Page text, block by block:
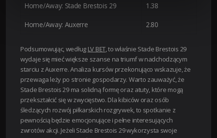
Home/Away: Stade Brestois 29 1.38
Home/Away: Auxerre 2.80
Podsumowując, według LV BET, to właśnie Stade Brestois 29
wydaje się mieć większe szanse na triumf w nadchodzącym
starciu z Auxerre. Analiza kursów przekonująco wskazuje, że
przewaga leży po stronie gospodarzy. Warto zauważyć, że
Stade Brestois 29 ma solidną formę oraz atuty, które mogą
przekształcić się w zwycięstwo. Dla kibiców oraz osób
śledzących rozwój piłkarskich rozgrywek, to spotkanie z
pewnością będzie emocjonujące i pełne interesujących
zwrotów akcji. Jeżeli Stade Brestois 29 wykorzysta swoje